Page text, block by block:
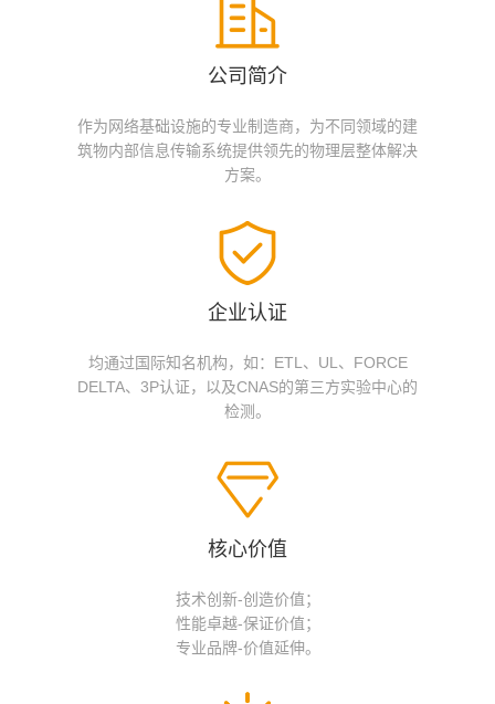
公司简介
作为网络基础设施的专业制造商，为不同领域的建
筑物内部信息传输系统提供领先的物理层整体解决
方案。
企业认证
均通过国际知名机构，如：ETL、UL、FORCE
DELTA、3P认证，以及CNAS的第三方实验中心的
检测。
核心价值
技术创新-创造价值；
性能卓越-保证价值；
专业品牌-价值延伸。